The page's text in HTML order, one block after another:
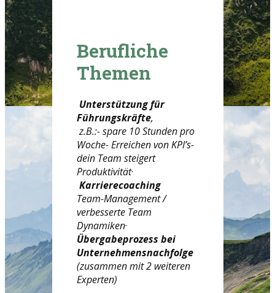
Berufliche
Themen
Unterstützung für
Führungskräfte,
z.B.:- spare 10 Stunden pro
Woche- Erreichen von KPI’s-
dein Team steigert
Produktivität·
Karrierecoaching
Team-Management /
verbesserte Team
Dynamiken·
Übergabeprozess bei
Unternehmensnachfolge
(zusammen mit 2 weiteren
Experten)